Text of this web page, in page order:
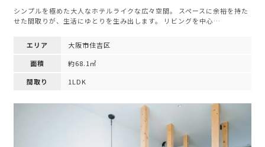
シンプルを極めた大人なホテルライクな広々空間。 スペースに余裕を持た
せた間取りが、生活にゆとりを生み出します。 リビングを中心…
エリア
大阪市住吉区
面積
約68.1㎡
間取り
1LDK